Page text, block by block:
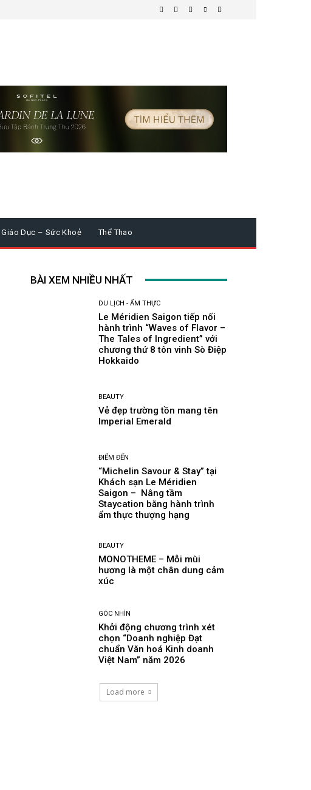
Giáo Dục – Sức Khoẻ Thể Thao
BÀI XEM NHIỀU NHẤT
DU LỊCH - ẨM THỰC
Le Méridien Saigon tiếp nối
hành trình “Waves of Flavor –
The Tales of Ingredient” với
chương thứ 8 tôn vinh Sò Điệp
Hokkaido
BEAUTY
Vẻ đẹp trường tồn mang tên
Imperial Emerald
ĐIỂM ĐẾN
“Michelin Savour & Stay” tại
Khách sạn Le Méridien
Saigon – Nâng tầm
Staycation bằng hành trình
ẩm thực thượng hạng
BEAUTY
MONOTHEME – Mỗi mùi
hương là một chân dung cảm
xúc
GÓC NHÌN
Khởi động chương trình xét
chọn “Doanh nghiệp Đạt
chuẩn Văn hoá Kinh doanh
Việt Nam” năm 2026
Load more